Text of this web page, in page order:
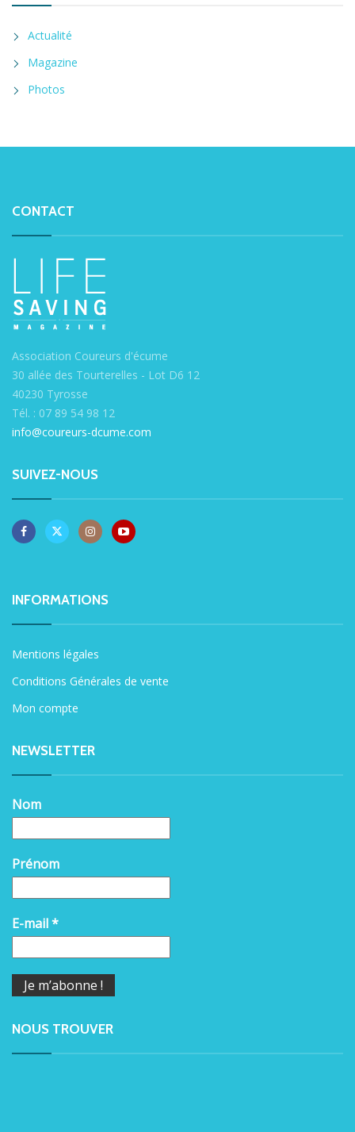
Actualité
Magazine
Photos
CONTACT
Association Coureurs d'écume
30 allée des Tourterelles - Lot D6 12
40230 Tyrosse
Tél. : 07 89 54 98 12
info@coureurs-dcume.com
SUIVEZ-NOUS
INFORMATIONS
Mentions légales
Conditions Générales de vente
Mon compte
NEWSLETTER
Nom
Prénom
E-mail*
NOUS TROUVER